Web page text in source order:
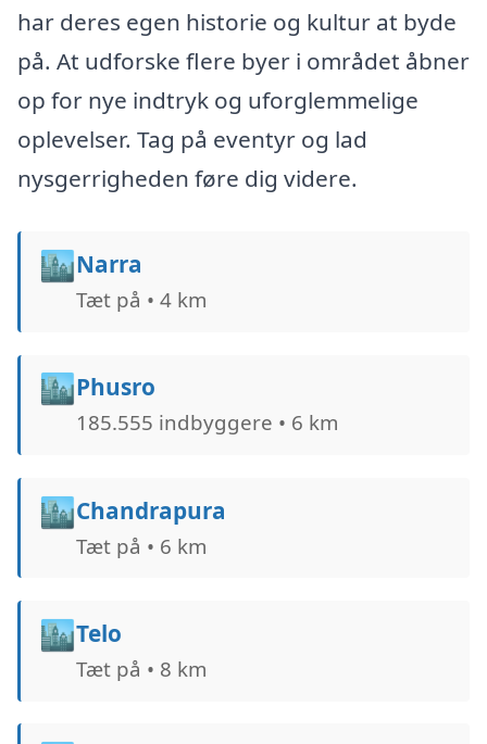
har deres egen historie og kultur at byde
på. At udforske flere byer i området åbner
op for nye indtryk og uforglemmelige
oplevelser. Tag på eventyr og lad
nysgerrigheden føre dig videre.
🏙️Narra
Tæt på • 4 km
🏙️Phusro
185.555 indbyggere • 6 km
🏙️Chandrapura
Tæt på • 6 km
🏙️Telo
Tæt på • 8 km